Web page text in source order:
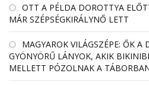
OTT A PÉLDA DOROTTYA
MÁR SZÉPSÉGKIRÁLYNŐ LETT
MAGYAROK VILÁGSZÉPE: ŐK A
GYÖNYÖRŰ LÁNYOK, AKIK
MELLETT PÓZOLNAK A